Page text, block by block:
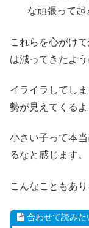
な頑張って
これらを心がけ
は減ってきたよう
イライラしてし
勢が見えてくるよ
小さい子って本
るなと感じます。
こんなこともあ
合わせて読みた